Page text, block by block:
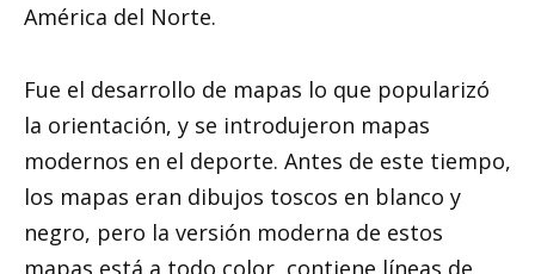
América del Norte.
Fue el desarrollo de mapas lo que popularizó
la orientación, y se introdujeron mapas
modernos en el deporte. Antes de este tiempo,
los mapas eran dibujos toscos en blanco y
negro, pero la versión moderna de estos
mapas está a todo color, contiene líneas de